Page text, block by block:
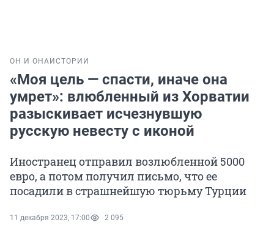
ОН И ОНА ИСТОРИИ
«Моя цель — спасти, иначе она
умрет»: влюбленный из Хорватии
разыскивает исчезнувшую
русскую невесту с иконой
Иностранец отправил возлюбленной 5000
евро, а потом получил письмо, что ее
посадили в страшнейшую тюрьму Турции
11 декабря 2023, 17:00 2 095